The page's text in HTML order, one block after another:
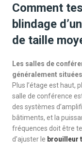
Comment
blindage
de taille
Les salles de
généralement
Plus l’étage est haut,
salle de conférence
des systèmes
bâtiments, et la
fréquences doit être
d’ajuster le brouilleur